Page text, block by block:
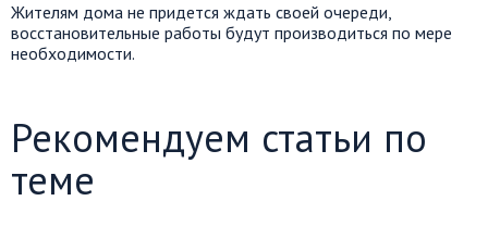
Жителям дома не придется ждать своей очереди,
восстановительные работы будут производиться по мере
необходимости.
Рекомендуем статьи по
теме